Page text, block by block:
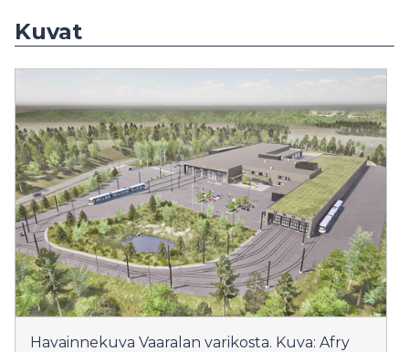
Kuvat
Havainnekuva Vaaralan varikosta. Kuva: Afry